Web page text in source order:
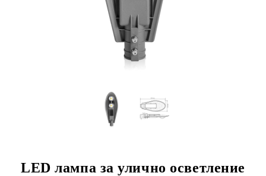
LED лампа за улично осветление